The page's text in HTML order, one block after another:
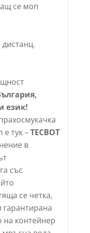
се моп
език!
тук –TECBOT
в
със
се четка,
гарантирана
на контейнер